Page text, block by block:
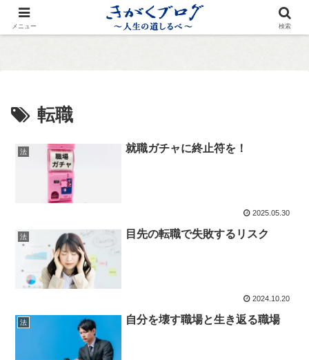
転職
法 就職ガチャに終止符を！
2025.05.30
法 目先の転職で失敗するリスク
2024.10.20
法 自分を壊す職場と生き返る職場
メニュー 検索